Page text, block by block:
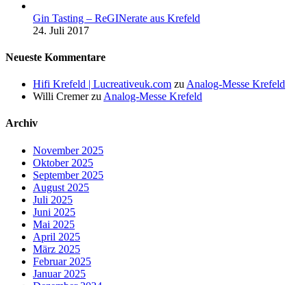
Gin Tasting – ReGINerate aus Krefeld
24. Juli 2017
Neueste Kommentare
Hifi Krefeld | Lucreativeuk.com zu Analog-Messe Krefeld
Willi Cremerzu Analog-Messe Krefeld
Archiv
November 2025
Oktober 2025
September 2025
August 2025
Juli 2025
Juni 2025
Mai 2025
April 2025
März 2025
Februar 2025
Januar 2025